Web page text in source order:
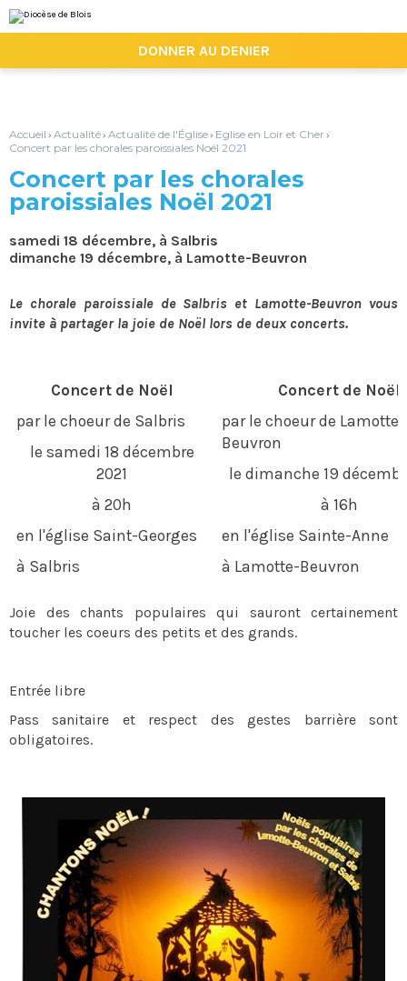
au
contenu.
la
personnels
DONNER AU DENIER
Accueil › Actualité› Actualité de l'Église› Eglise en Loir et Cher›
Concert par les chorales paroissiales Noël 2021
Concert par les chorales
paroissiales Noël 2021
samedi 18 décembre, à Salbris
dimanche 19 décembre, à Lamotte-Beuvron
Le chorale paroissiale de Salbris et Lamotte-Beuvron vous
invite à partager la joie de Noël lors de deux concerts.
Concert de Noël
par le choeur de Salbris
le samedi 18 décembre
2021
à 20h
en l'église Saint-Georges
à Salbris
Concert de Noël
par le choeur de Lamotte-
Beuvron
le dimanche 19
à 16h
en l'église Sainte-Anne
à Lamotte-Beuvron
Joie des chants populaires qui sauront certainement
toucher les coeurs des petits et des grands.
Entrée libre
Pass sanitaire et respect des gestes barrière sont
obligatoires.